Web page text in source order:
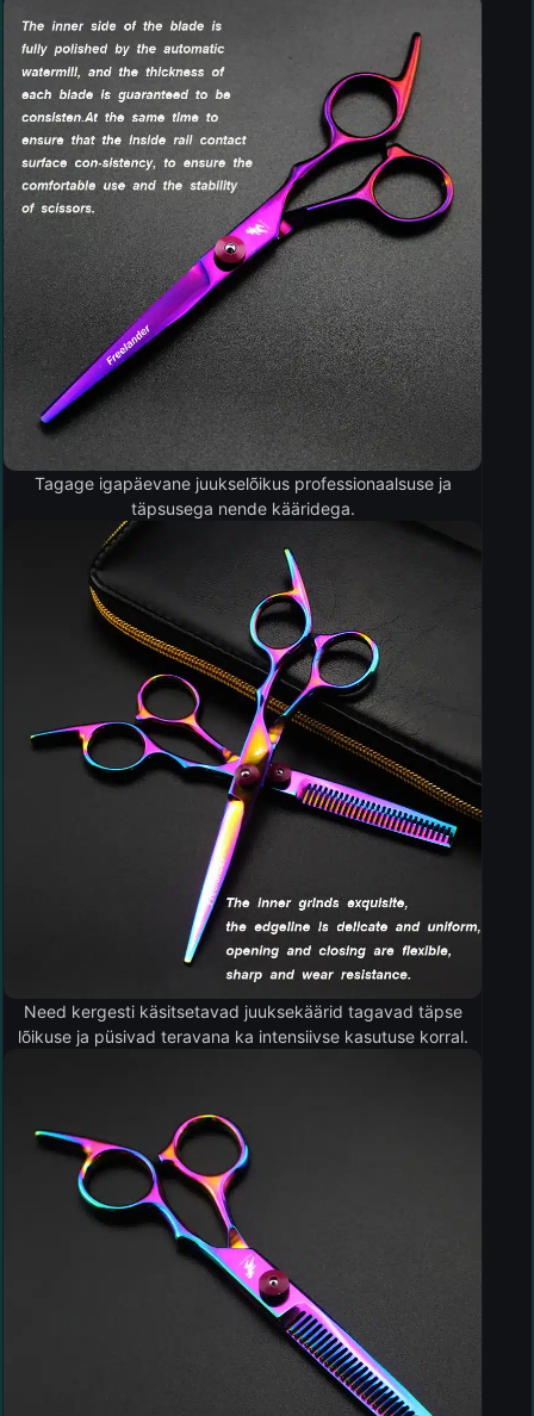
Tagage igapäevane juukselõikus professionaalsuse ja
täpsusega nende kääridega.
Need kergesti käsitsetavad juuksekäärid tagavad täpse
lõikuse ja püsivad teravana ka intensiivse kasutuse korral.